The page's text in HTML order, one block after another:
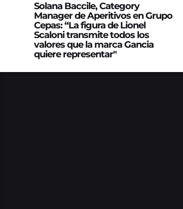
Solana Baccile, Category
Manager de Aperitivos en Grupo
Cepas: “La figura de Lionel
Scaloni transmite todos los
valores que la marca Gancia
quiere representar"